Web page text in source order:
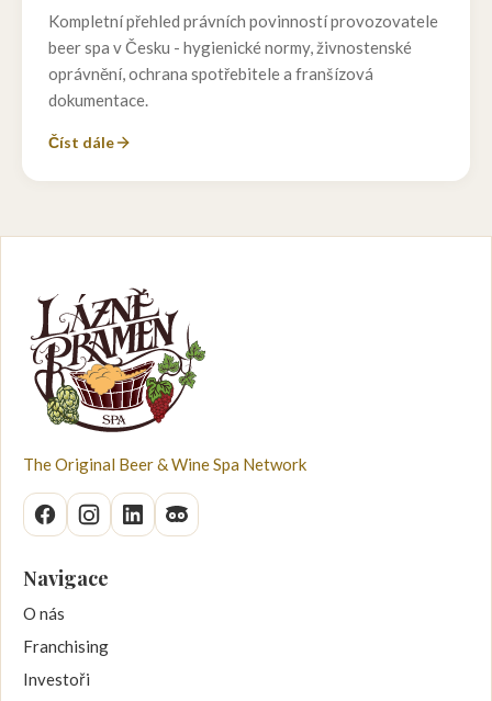
Kompletní přehled právních povinností provozovatele
beer spa v Česku - hygienické normy, živnostenské
oprávnění, ochrana spotřebitele a franšízová
dokumentace.
Číst dále
The Original Beer & Wine Spa Network
Navigace
O nás
Franchising
Investoři